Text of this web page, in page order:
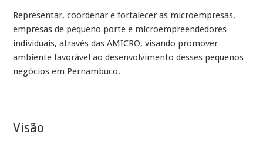
Representar, coordenar e fortalecer as microempresas,
empresas de pequeno porte e microempreendedores
individuais, através das AMICRO, visando promover
ambiente favorável ao desenvolvimento desses pequenos
negócios em Pernambuco.
Visão